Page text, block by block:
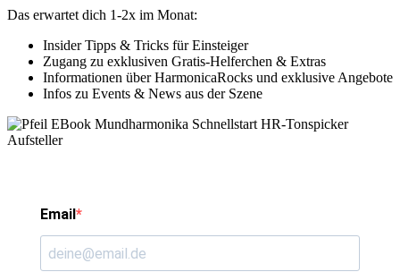
Das erwartet dich 1-2x im Monat:
Insider Tipps & Tricks für Einsteiger
Zugang zu exklusiven Gratis-Helferchen & Extras
Informationen über HarmonicaRocks und exklusive Angebote
Infos zu Events & News aus der Szene
Email